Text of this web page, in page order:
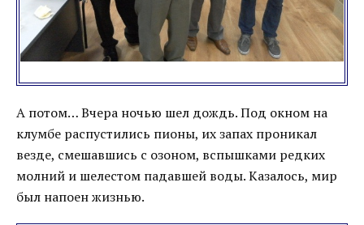
А потом… Вчера ночью шел дождь. Под окном на
клумбе распустились пионы, их запах проникал
везде, смешавшись с озоном, вспышками редких
молний и шелестом падавшей воды. Казалось, мир
был напоен жизнью.